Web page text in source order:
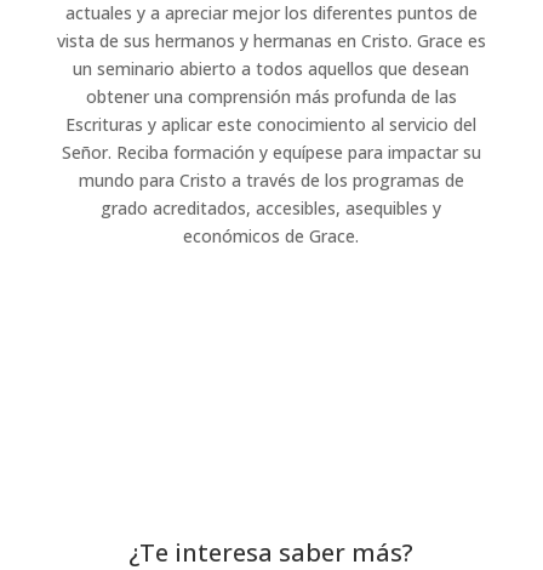
actuales y a apreciar mejor los diferentes puntos de
vista de sus hermanos y hermanas en Cristo. Grace es
un seminario abierto a todos aquellos que desean
obtener una comprensión más profunda de las
Escrituras y aplicar este conocimiento al servicio del
Señor. Reciba formación y equípese para impactar su
mundo para Cristo a través de los programas de
grado acreditados, accesibles, asequibles y
económicos de Grace.
¿Te interesa saber más?